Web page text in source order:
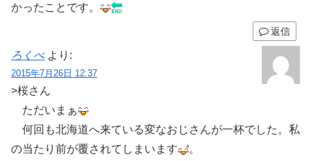
かったことです。
返信
ろくべ より:
2015年7月26日 12:37
>桜さん
ただいまぁ
何回も北海道へ来ている変なおじさんが一杯でした。私
の当たり前が覆されてしまいます
。